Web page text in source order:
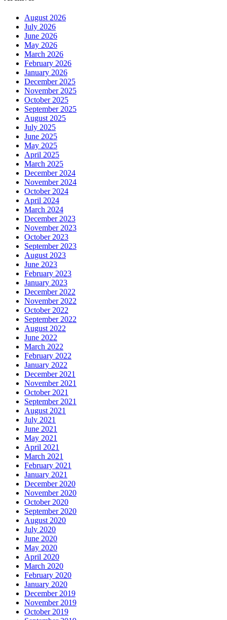
August 2026
July 2026
June 2026
May 2026
March 2026
February 2026
January 2026
December 2025
November 2025
October 2025
September 2025
August 2025
July 2025
June 2025
May 2025
April 2025
March 2025
December 2024
November 2024
October 2024
April 2024
March 2024
December 2023
November 2023
October 2023
September 2023
August 2023
June 2023
February 2023
January 2023
December 2022
November 2022
October 2022
September 2022
August 2022
June 2022
March 2022
February 2022
January 2022
December 2021
November 2021
October 2021
September 2021
August 2021
July 2021
June 2021
May 2021
April 2021
March 2021
February 2021
January 2021
December 2020
November 2020
October 2020
September 2020
August 2020
July 2020
June 2020
May 2020
April 2020
March 2020
February 2020
January 2020
December 2019
November 2019
October 2019